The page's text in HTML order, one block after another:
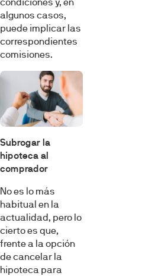
algunos casos,
puede implicar las
correspondientes
comisiones.
Subrogar la
hipoteca al
comprador
No es lo más
habitual en la
actualidad, pero lo
cierto es que,
frente a la opción
de cancelar la
hipoteca para